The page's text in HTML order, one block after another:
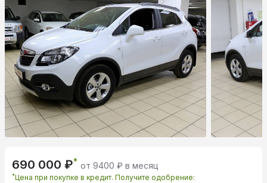
690 000 ₽* от 9400 ₽ в месяц
*Цена при покупке в кредит. Получите одобрение: